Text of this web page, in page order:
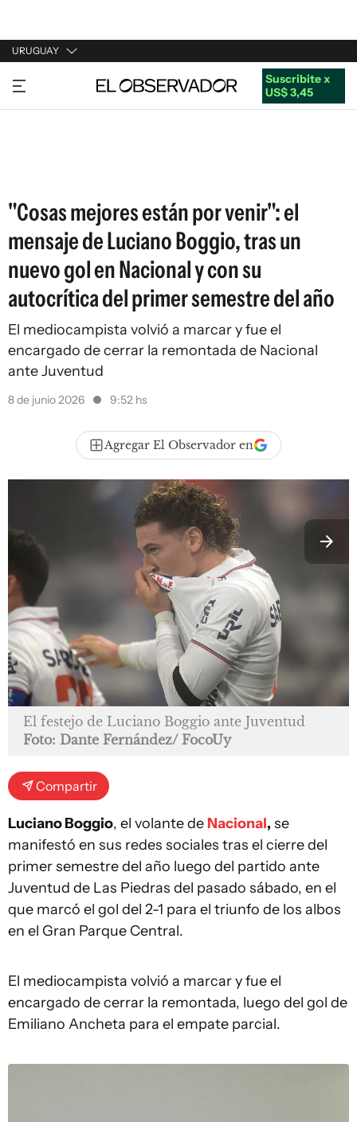
URUGUAY
URUGUAY
ARGENTINA
Suscribite x
US$ 3,45
"Cosas mejores están por venir": el
mensaje de Luciano Boggio, tras un
nuevo gol en Nacional y con su
autocrítica del primer semestre del año
El mediocampista volvió a marcar y fue el
encargado de cerrar la remontada de Nacional
ante Juventud
8 de junio 2026 9:52 hs
Agregar El Observador en
El festejo de Luciano Boggio ante Juventud
Foto: Dante Fernández/ FocoUy
Compartir
Luciano Boggio, el volante de Nacional, se
manifestó en sus redes sociales tras el cierre del
primer semestre del año luego del partido ante
Juventud de Las Piedras del pasado sábado, en el
que marcó el gol del 2-1 para el triunfo de los albos
en el Gran Parque Central.
El mediocampista volvió a marcar y fue el
encargado de cerrar la remontada, luego del gol de
Emiliano Ancheta para el empate parcial.